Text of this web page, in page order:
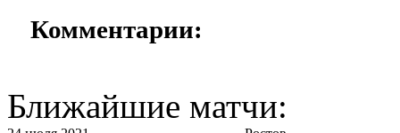
Комментарии:
Ближайшие матчи: